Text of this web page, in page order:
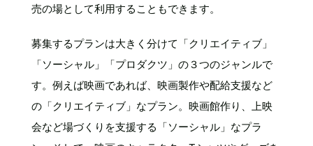
売の場として利用することもできます。
募集するプランは大きく分けて「クリエイティブ」
「ソーシャル」「プロダクツ」の３つのジャンルで
す。例えば映画であれば、映画製作や配給支援など
の「クリエイティブ」なプラン。映画館作り、上映
会など場づくりを支援する「ソーシャル」なプラ